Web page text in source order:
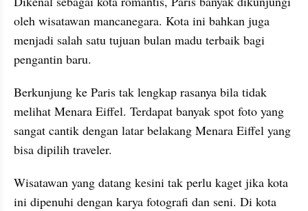
oleh wisatawan mancanegara. Kota ini bahkan juga
menjadi salah satu tujuan bulan madu terbaik bagi
pengantin baru.
Berkunjung ke Paris tak lengkap rasanya bila tidak
melihat Menara Eiffel. Terdapat banyak spot foto yang
sangat cantik dengan latar belakang Menara Eiffel yang
bisa dipilih traveler.
Wisatawan yang datang kesini tak perlu kaget jika kota
ini dipenuhi dengan karya fotografi dan seni. Di kota